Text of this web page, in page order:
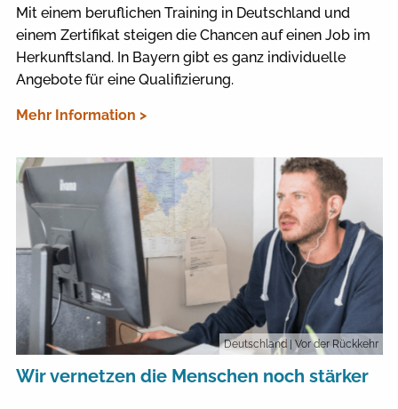
Mit einem beruflichen Training in Deutschland und
einem Zertifikat steigen die Chancen auf einen Job im
Herkunftsland. In Bayern gibt es ganz individuelle
Angebote für eine Qualifizierung.
Mehr Information >
Deutschland | Vor der Rückkehr
Wir vernetzen die Menschen noch stärker